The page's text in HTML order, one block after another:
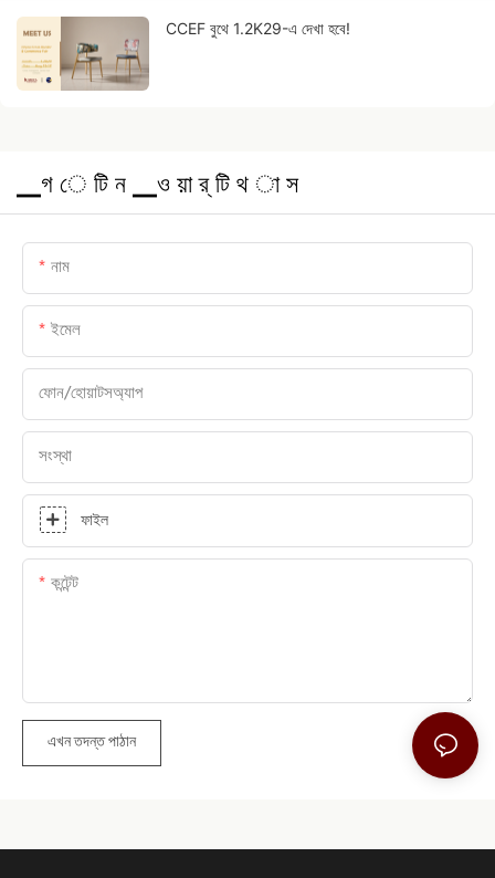
CCEF বুথে 1.2K29-এ দেখা হবে!
▁গ ে টি ন ▁ও য়া র্ টি থ া স
নাম
ইমেল
ফোন/হোয়াটসঅ্যাপ
সংস্থা
ফাইল
কন্টেন্ট
এখন তদন্ত পাঠান